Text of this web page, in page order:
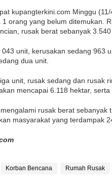
kupangterkini.com Minggu
orang yang belum ditemukan.
rusak berat sebanyak
unit, kerusakan sedang 963
dua unit.
unit, rusak sedang dan rusak
mencapai 6.118 hektar,
rusak berat
masyarakat yang terdampak
Korban Bencana Rumah Rusak